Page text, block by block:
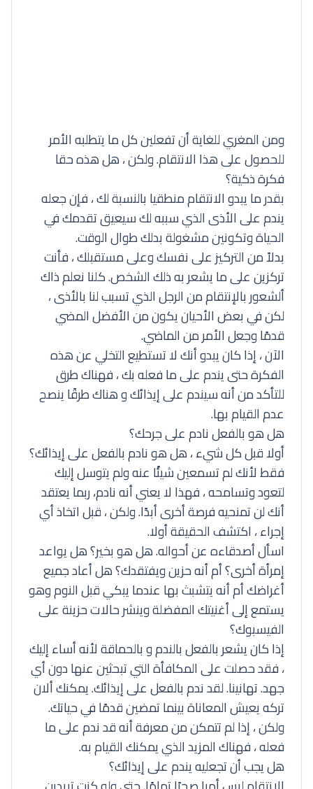
ومن المغري للغاية أن تفعلين كل ما يتطلبه الأمر
للحصول على هذا الانتقام. ولكن ، هل هذه حقا
فكرة ذكية؟
بقدر ما يبدو الانتقام منطقيا بالنسبة لك ، فإن جعله
يندم على الأذى الذي سببه لك سيعيق تقدمك في
الحياة وتكونين مشغولة بدلك طوال الوقت.
بدلاً من التركيز على نفسك وعلى مستقبلك ، فأنت
تركزين على ما يشعر به ذلك الشخص. كلنا نعلم ذاك
ألشعور بالإنتقام من الرجل الذي تسبب لنا بالأذى ،
لكن في بعض الأحيان يكون من الأفضل المضي
قدمًا وجعل الأمر من الماضي.
الآن ، إذا كان يبدو أنك لا تستطيع التخلي عن هذه
الفكرة حتى يندم على ما فعله بك ، فهناك طرق
للتأكد من أنه سيندم على إيذائك و هناك طرقًا ينصح
عدم القيام بها.
هل هو بالفعل نادم على جرحك؟
أولا قبل كل شيء ، هل هو نادم بالفعل على إيذائك؟
فقط لأنك لم تسمعين شيئًا عنه ولم يتوسل إليك
لتعود وتسامحه ، فهذا لا يعني أنه نادم، ربما يعتقد
أنك لن تمنحيه فرصة أخرى أبدًا. ولكن ، قبل اتخاذ أي
إجراء ، اكتشف الحقيقة أولا.
اسأل أصدقاءه عن أحواله. هل هو بخير؟ هل يواعد
إمرأة أخرى؟ أم أنه حزين ويفتقدك؟ هل أعاد جميع
أغراضك أم أنه يتشبث بها عندما يبكي قبل النوم وهو
يستمع إلى أغنيتك المفضلة وينشر حالات حزينة على
الفيسبوك؟
إذا كان يشعر بالفعل بالندم و بالحماقة لأنه أساء إليك
، فقد حصلت على المكافأة التي تبحثين عنها دون أي
جهد. تهانينا. لقد ندم بالفعل على إيذائك. يمكنك ألان
تركه يعيش المعاناة بينما تمضين قدمًا في حياتك.
ولكن ، إذا لم تتمكن من معرفة أنه قد ندم على ما
فعله ، فهناك المزيد الذي يمكنك القيام به.
هل يجب أن تجعليه يندم على إيذائك؟